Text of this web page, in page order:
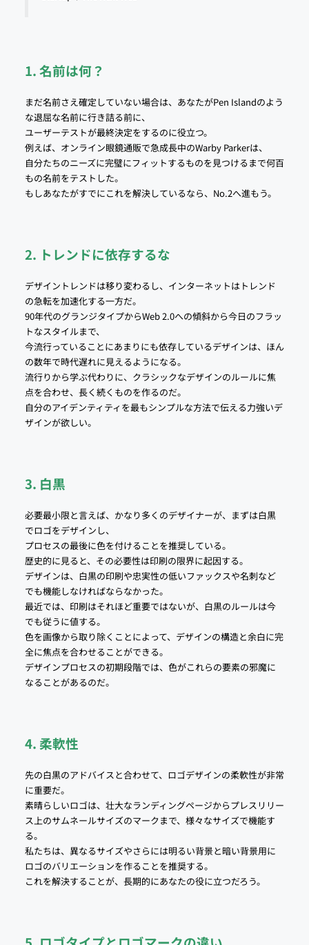
1. 名前は何？
まだ名前さえ確定していない場合は、あなたがPen Islandのよう
な退屈な名前に行き詰る前に、
ユーザーテストが最終決定をするのに役立つ。
例えば、オンライン眼鏡通販で急成長中のWarby Parkerは、
自分たちのニーズに完璧にフィットするものを見つけるまで何百
もの名前をテストした。
もしあなたがすでにこれを解決しているなら、No.2へ進もう。
2. トレンドに依存するな
デザイントレンドは移り変わるし、インターネットはトレンド
の急転を加速化する一方だ。
90年代のグランジタイプからWeb 2.0への傾斜から今日のフラッ
トなスタイルまで、
今流行っていることにあまりにも依存しているデザインは、ほん
の数年で時代遅れに見えるようになる。
流行りから学ぶ代わりに、クラシックなデザインのルールに焦
点を合わせ、長く続くものを作るのだ。
自分のアイデンティティを最もシンプルな方法で伝える力強いデ
ザインが欲しい。
3. 白黒
必要最小限と言えば、かなり多くのデザイナーが、まずは白黒
でロゴをデザインし、
プロセスの最後に色を付けることを推奨している。
歴史的に見ると、その必要性は印刷の限界に起因する。
デザインは、白黒の印刷や忠実性の低いファックスや名刺など
でも機能しなければならなかった。
最近では、印刷はそれほど重要ではないが、白黒のルールは今
でも従うに値する。
色を画像から取り除くことによって、デザインの構造と余白に完
全に焦点を合わせることができる。
デザインプロセスの初期段階では、色がこれらの要素の邪魔に
なることがあるのだ。
4. 柔軟性
先の白黒のアドバイスと合わせて、ロゴデザインの柔軟性が非常
に重要だ。
素晴らしいロゴは、壮大なランディングページからプレスリリー
ス上のサムネールサイズのマークまで、様々なサイズで機能す
る。
私たちは、異なるサイズやさらには明るい背景と暗い背景用に
ロゴのバリエーションを作ることを推奨する。
これを解決することが、長期的にあなたの役に立つだろう。